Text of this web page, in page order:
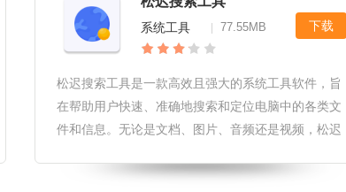
系统工具 77.55MB 下载
松迟搜索工具是一款高效且强大的系统工具软件，旨
在帮助用户快速、准确地搜索和定位电脑中的各类文
件和信息。无论是文档、图片、音频还是视频，松迟
面，为用户提供卓越的搜索体验。松迟搜索工具软件